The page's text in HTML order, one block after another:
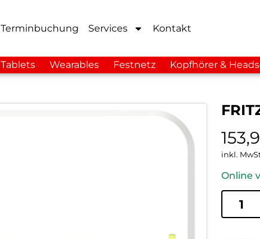
Terminbuchung Services Kontakt
Tablets Wearables Festnetz Kopfhörer &
inkl.
Online